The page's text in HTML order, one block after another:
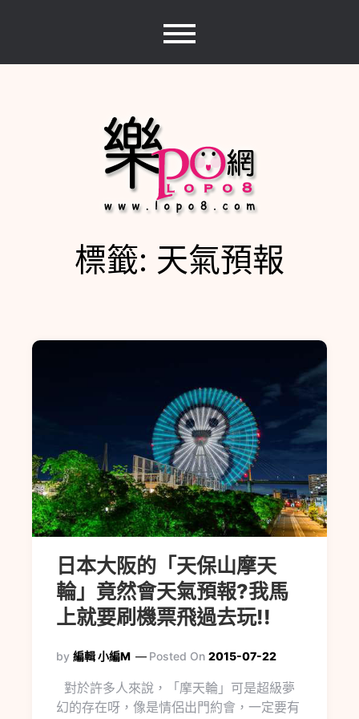
分享你的樂事，樂PO吧~
標籤: 天氣預報
日本大阪的「天保山摩天
輪」竟然會天氣預報?我馬
上就要刷機票飛過去玩!!
by 編輯 小編M Posted On 2015-07-22
對於許多人來說，「摩天輪」可是超級夢
幻的存在呀，像是情侶出門約會，一定要有